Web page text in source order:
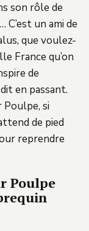
son rôle de
un ami de
que voulez-
France qu’on
de
en passant.
Poulpe, si
de pied
reprendre
Poulpe